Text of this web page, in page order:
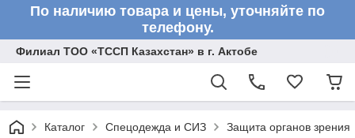
По наличию товара и цены, уточняйте по
телефону.
Филиал ТОО «ТССП Казахстан» в г. Актобе
Каталог Спецодежда и СИЗ Защита органов зрения